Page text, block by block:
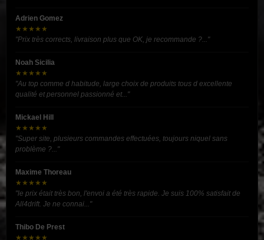
Adrien Gomez
★★★★★
"Prix très corrects, livraison plus que OK, je recommande ?..."
Noah Sicilia
★★★★★
"Au top comme d habitude, large choix de produits tous d excellente
qualité et personnel passionné et..."
Mickael Hill
★★★★★
"Super site, plusieurs commandes effectuées, toujours niquel sans
problème ?..."
Maxime Thoreau
★★★★★
"le prix était très bon, l'envoi a été très rapide. Je suis 100% satisfait de
All4drift. Je ne connai..."
Thibo De Prest
★★★★★